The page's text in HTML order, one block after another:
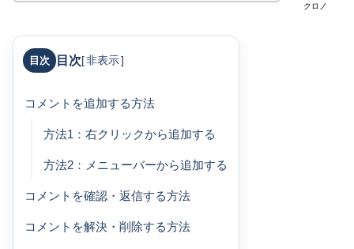
クロノ
目次[非表示]
コメントを追加する方法
方法1：右クリックから追加する
方法2：メニューバーから追加する
コメントを確認・返信する方法
コメントを解決・削除する方法